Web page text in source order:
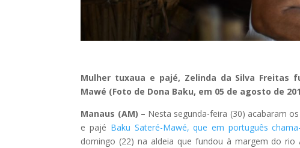
Mulher tuxaua e pajé, Zelinda da Silva Freitas
Mawé (Foto de Dona Baku, em 05 de agosto de
Manaus (AM) – Nesta segunda-feira (30) acabaram
e pajé Baku Sateré-Mawé, que em português
domingo (22) na aldeia que fundou à margem do